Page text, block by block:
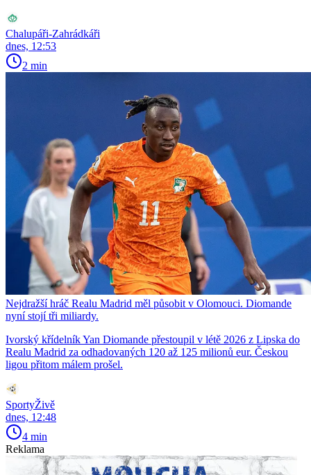
Chalupáři-Zahrádkáři
dnes, 12:53
2 min
Nejdražší hráč Realu Madrid měl působit v Olomouci. Diomande
nyní stojí tři miliardy.
Ivorský křídelník Yan Diomande přestoupil v létě 2026 z Lipska do
Realu Madrid za odhadovaných 120 až 125 milionů eur. Českou
ligou přitom málem prošel.
SportyŽivě
dnes, 12:48
4 min
Reklama